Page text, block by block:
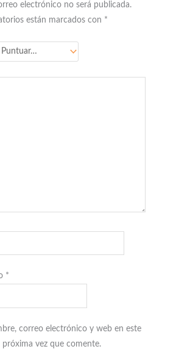
electrónico no será publicada.
están marcados con *
*
correo electrónico y web en este
próxima vez que comente.